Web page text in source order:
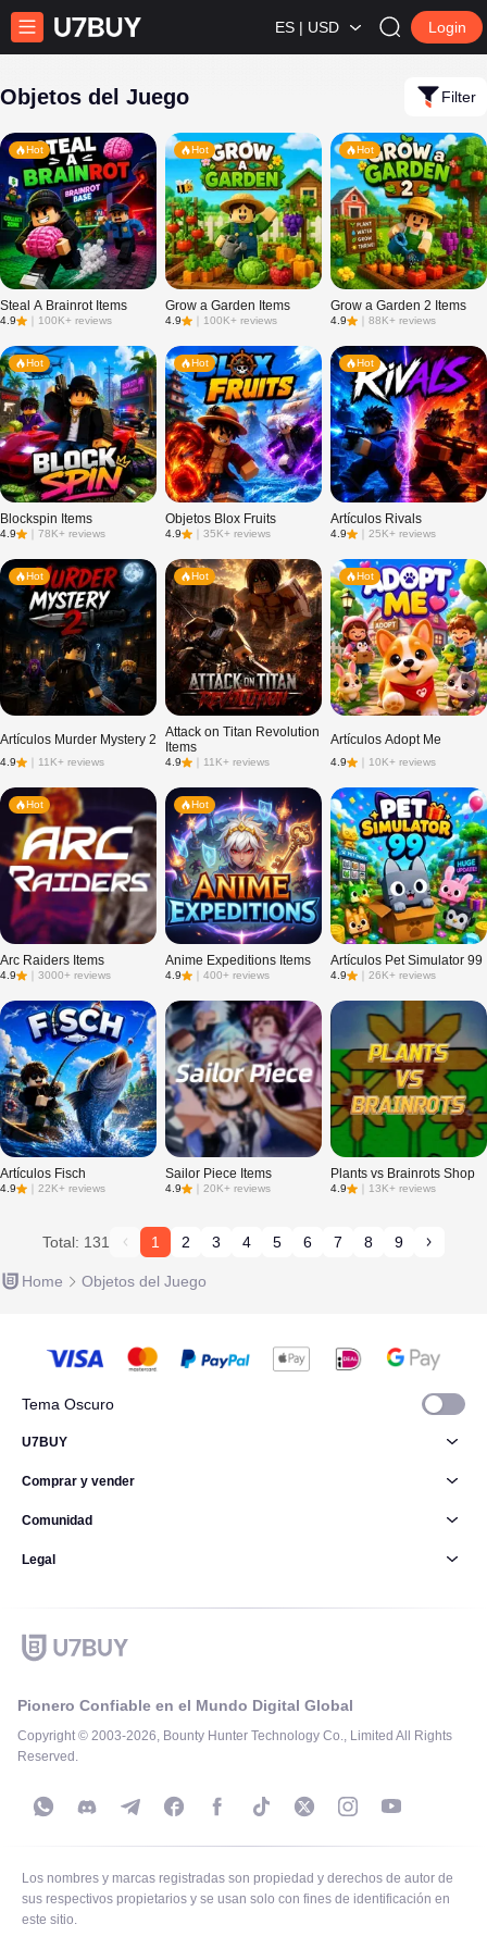
ES | USD Login
Objetos del Juego Filter
Hot
Steal A Brainrot Items
4.9 100K+ reviews
Hot
Grow a Garden Items
4.9 100K+ reviews
Hot
Grow a Garden 2 Items
4.9 88K+ reviews
Hot
Blockspin Items
4.9 78K+ reviews
Hot
Objetos Blox Fruits
4.9 35K+ reviews
Hot
Artículos Rivals
4.9 25K+ reviews
Hot
Artículos Murder Mystery 2
4.9 11K+ reviews
Hot
Attack on Titan Revolution
Items
4.9 11K+ reviews
Hot
Artículos Adopt Me
4.9 10K+ reviews
Hot
Arc Raiders Items
4.9 3000+ reviews
Hot
Anime Expeditions Items
4.9 400+ reviews
Artículos Pet Simulator 99
4.9 26K+ reviews
Artículos Fisch
4.9 22K+ reviews
Sailor Piece Items
4.9 20K+ reviews
Plants vs Brainrots Shop
4.9 13K+ reviews
Total: 131 1 2 3 4 5 6 7 8 9
Home Objetos del Juego
Tema Oscuro
Pionero Confiable en el Mundo Digital Global
Copyright © 2003-2026, Bounty Hunter Technology Co., Limited All Rights
Reserved.
U7BUY
Comprar y vender
Comunidad
Legal
Los nombres y marcas registradas son propiedad y derechos de autor de
sus respectivos propietarios y se usan solo con fines de identificación en
este sitio.